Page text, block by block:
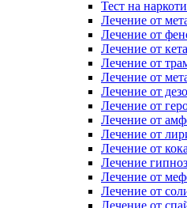
Тест на
Лечение от
Лечение от
Лечение от
Лечение от
Лечение от
Лечение от
Лечение от
Лечение от
Лечение от
Лечение от
Лечение
Лечение от
Лечение от
Лечение от